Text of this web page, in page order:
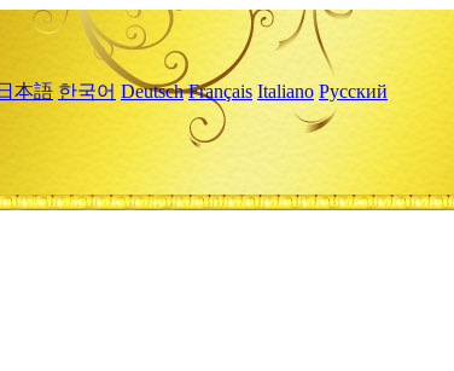
日本語 한국어 Deutsch Français Italiano Русский